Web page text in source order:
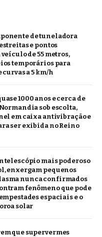
de tuneladora
e pontos
de 55 metros,
temporários para
curvas a 5 km/h
1000 anos e cerca de
sob escolta,
em caixa antivibração e
ser exibida no Reino
telescópio mais poderoso
enxergam pequenos
nunca confirmados
fenômeno que pode
espaciais e o
solar
que supervermes